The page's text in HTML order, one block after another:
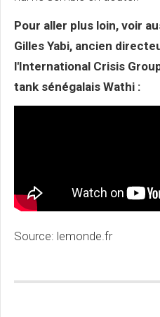
Pour aller plus loin, voir
Gilles Yabi, ancien
l'International Crisis
tank sénégalais Wathi :
Source: lemonde.fr